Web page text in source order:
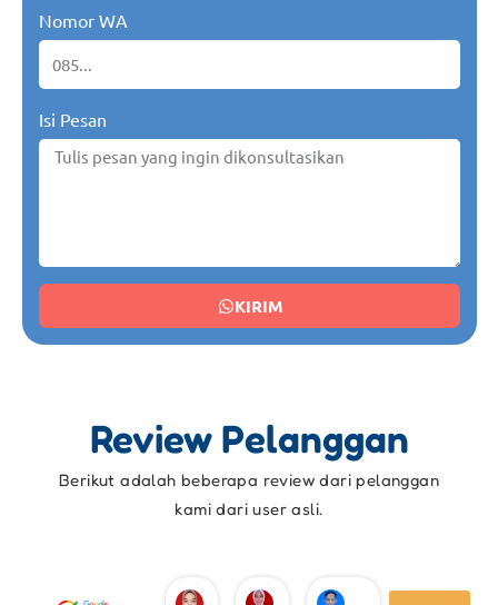
Nomor WA
Isi Pesan
KIRIM
Review Pelanggan
Berikut adalah beberapa review dari pelanggan
kami dari user asli.